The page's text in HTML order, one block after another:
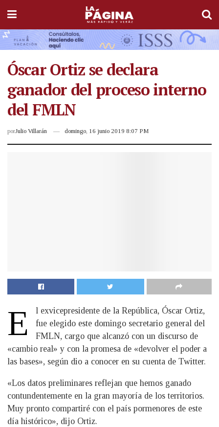
Óscar Ortiz se declara
ganador del proceso interno
del FMLN
porJulio Villarán domingo, 16 junio 2019 8:07 PM
E
l exvicepresidente de la República, Óscar Ortiz,
fue elegido este domingo secretario general del
FMLN, cargo que alcanzó con un discurso de
«cambio real» y con la promesa de «devolver el poder a
las bases», según dio a conocer en su cuenta de Twitter.
«Los datos preliminares reflejan que hemos ganado
contundentemente en la gran mayoría de los territorios.
Muy pronto compartiré con el país pormenores de este
día histórico», dijo Ortiz.